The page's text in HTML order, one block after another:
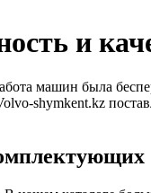
и
машин была
shymkent.kz